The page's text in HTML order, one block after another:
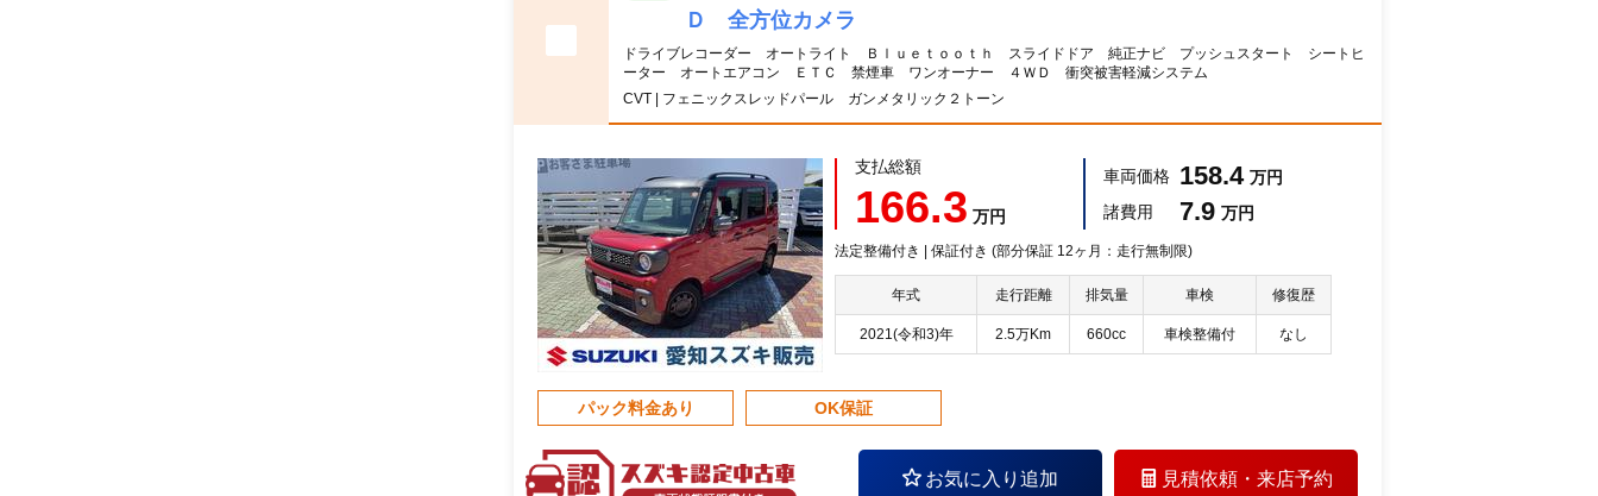
Ｄ 全方位カメラ
ドライブレコーダー オートライト Ｂｌｕｅｔｏｏｔｈ スライドドア 純正ナビ プッシュスタート シートヒ
ーター オートエアコン ＥＴＣ 禁煙車 ワンオーナー ４ＷＤ 衝突被害軽減システム
CVT | フェニックスレッドパール ガンメタリック２トーン
支払総額
166.3 万円
車両価格 158.4 万円
諸費用
7.9 万円
法定整備付き | 保証付き (部分保証 12ヶ月：走行無制限)
年式 走行距離 排気量 車検 修復歴
2021(令和3)年 2.5万Km 660cc 車検整備付 なし
パック料金あり OK保証
お気に入り追加 見積依頼・ 来店予約